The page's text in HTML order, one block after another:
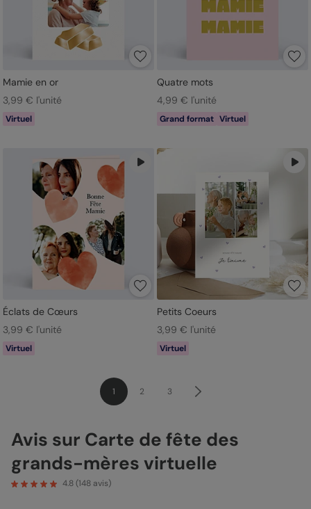
Mamie en or
3,99 € l'unité
Virtuel
Quatre mots
4,99 € l'unité
Grand format Virtuel
Éclats de Cœurs
3,99 € l'unité
Virtuel
Petits Coeurs
3,99 € l'unité
Virtuel
1 2 3
Avis sur Carte de fête des
grands-mères virtuelle
4.8(148 avis)